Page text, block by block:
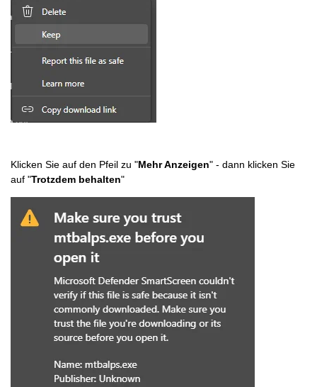
Klicken Sie auf den Pfeil zu "Mehr Anzeigen" - dann klicken Sie
auf "Trotzdem behalten"